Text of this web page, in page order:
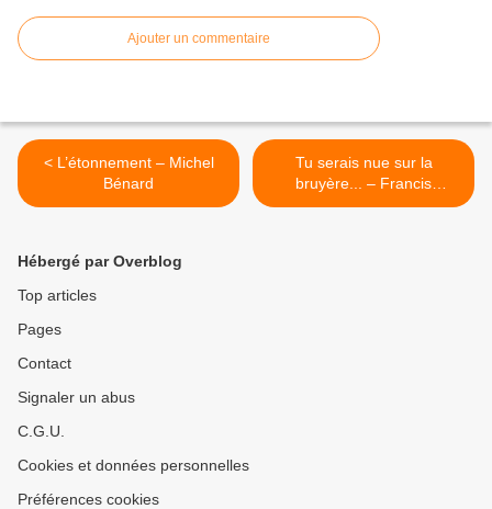
Ajouter un commentaire
< L’étonnement – Michel
Bénard
Tu serais nue sur la
bruyère... – Francis
Jammes >
Hébergé par Overblog
Top articles
Pages
Contact
Signaler un abus
C.G.U.
Cookies et données personnelles
Préférences cookies